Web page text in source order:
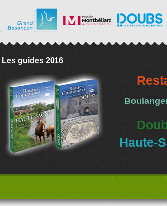
Les guides 2016
Haute-